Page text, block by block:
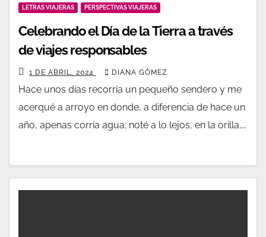
LETRAS VIAJERAS PERSPECTIVAS VIAJERAS
Celebrando el Día de la Tierra a través
de viajes responsables
1 DE ABRIL, 2024 DIANA GÓMEZ
Hace unos días recorría un pequeño sendero y me
acerqué a arroyo en donde, a diferencia de hace un
año, apenas corría agua; noté a lo lejos, en la orilla,…